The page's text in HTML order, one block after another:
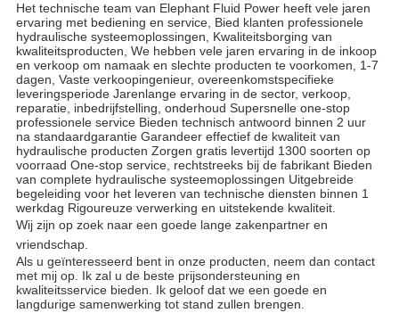
Het technische team van Elephant Fluid Power heeft vele jaren
ervaring met bediening en service, Bied klanten professionele
hydraulische systeemoplossingen, Kwaliteitsborging van
kwaliteitsproducten, We hebben vele jaren ervaring in de inkoop
en verkoop om namaak en slechte producten te voorkomen, 1-7
dagen, Vaste verkoopingenieur, overeenkomstspecifieke
leveringsperiode Jarenlange ervaring in de sector, verkoop,
reparatie, inbedrijfstelling, onderhoud Supersnelle one-stop
professionele service Bieden technisch antwoord binnen 2 uur
na standaardgarantie Garandeer effectief de kwaliteit van
hydraulische producten Zorgen gratis levertijd 1300 soorten op
voorraad One-stop service, rechtstreeks bij de fabrikant Bieden
van complete hydraulische systeemoplossingen Uitgebreide
begeleiding voor het leveren van technische diensten binnen 1
werkdag Rigoureuze verwerking en uitstekende kwaliteit.
Wij zijn op zoek naar een goede lange zakenpartner en
vriendschap.
Als u geïnteresseerd bent in onze producten, neem dan contact
met mij op. Ik zal u de beste prijsondersteuning en
kwaliteitsservice bieden. Ik geloof dat we een goede en
langdurige samenwerking tot stand zullen brengen.